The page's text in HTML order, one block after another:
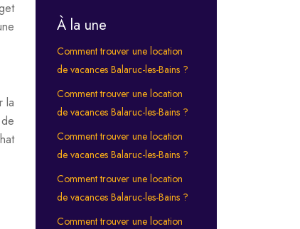
la
À la une
Comment trouver une location
de vacances Balaruc-les-Bains ?
Comment trouver une location
de vacances Balaruc-les-Bains ?
Comment trouver une location
de vacances Balaruc-les-Bains ?
Comment trouver une location
de vacances Balaruc-les-Bains ?
Comment trouver une location